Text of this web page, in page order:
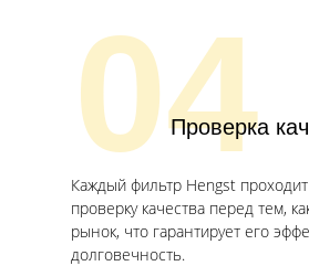
04
Проверка
Каждый фильтр Hengst
проверку качества перед тем,
рынок, что гарантирует его
долговечность.